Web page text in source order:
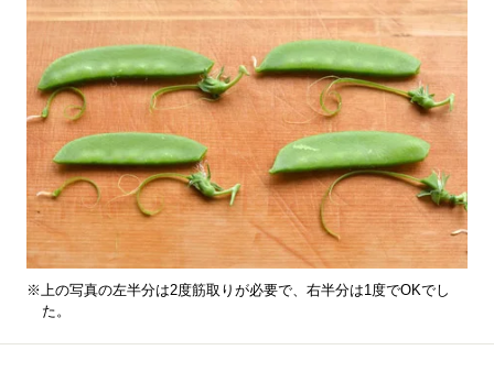
※上の写真の左半分は2度筋取りが必要で、右半分は1度でOKでし
た。